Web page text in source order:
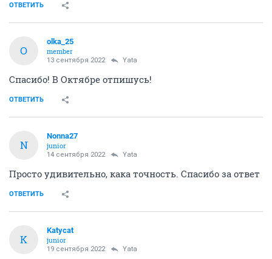
ОТВЕТИТЬ
O
olka_25
member
13 сентября 2022 Yata
Спасибо! В Октябре отпишусь!
ОТВЕТИТЬ
N
Nonna27
junior
14 сентября 2022 Yata
Просто удивительно, кака точность. Спасибо за ответ
ОТВЕТИТЬ
K
Katycat
junior
19 сентября 2022 Yata